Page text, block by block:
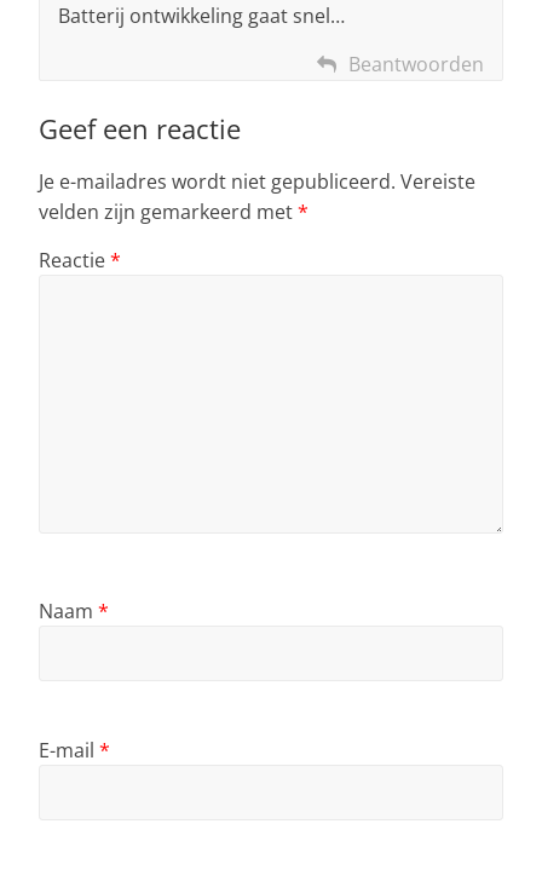
Batterij ontwikkeling gaat snel…
Beantwoorden
Geef een reactie
Je e-mailadres wordt niet gepubliceerd. Vereiste
velden zijn gemarkeerd met*
Reactie*
Naam *
E-mail *